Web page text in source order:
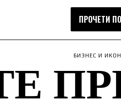
ПРОЧЕТИ
БИЗНЕС И